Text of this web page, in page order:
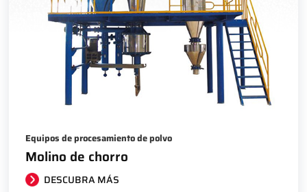
Equipos de procesamiento de polvo
Molino de chorro
DESCUBRA MÁS